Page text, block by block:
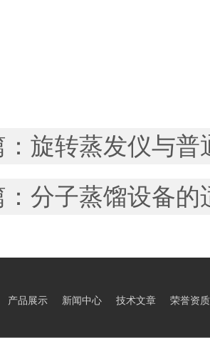
旋转蒸发仪与普
分子蒸馏设备的
产品展示 新闻中心 技术文章 荣誉资质